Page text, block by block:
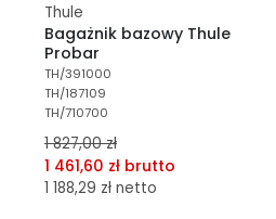
Thule
Bagażnik bazowy Thule
Probar
TH/391000
TH/187109
TH/710700
1 827,00 zł
1 461,60 zł brutto
1 188,29 zł netto